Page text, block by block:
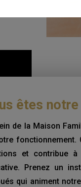
êtes
de la Maison
fonctionnement.
et contribue
Prenez un
qui animent